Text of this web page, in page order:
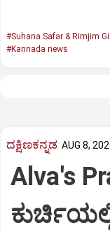
#Suhana Safar & Rimjim
#Kannada news
ದಕ್ಷಿಣಕನ್ನಡ AUG 8,
Alva's